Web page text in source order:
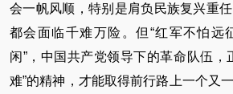
会一帆风顺，特别是肩负民族复兴重
都会面临千难万险。但“红军不怕远
闲”，中国共产党领导下的革命队伍，
难”的精神，才能取得前行路上一个又